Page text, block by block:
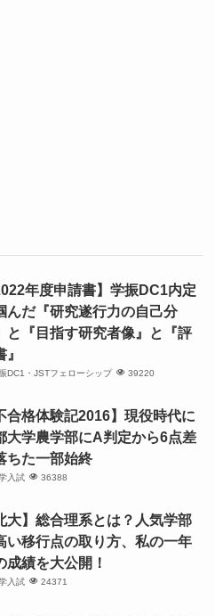
年度申請書】学振DC1内定
んだ『研究遂行力の自己分
と『目指す研究者像』と『評
DC1・JSTフェローシップ 39220
合格体験記2016】現役時代に
大学農学部にA判定から6点差
ちた一部始終
入試 36388
大】総合理系とは？人気学部
い移行点の取り方、私の一年
成績を大公開！
入試 24371